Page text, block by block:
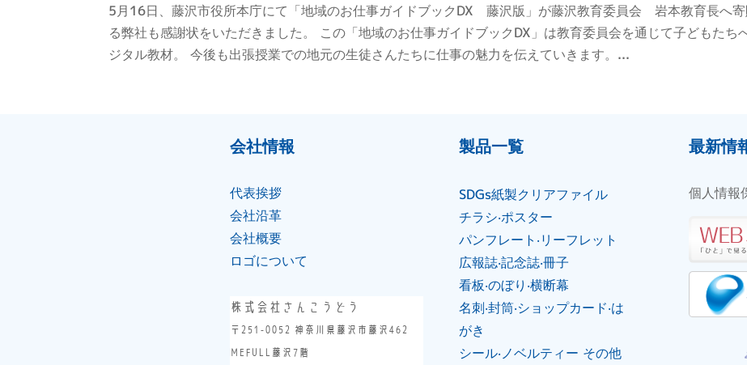
5月16日、藤沢市役所本庁にて「地域のお仕事ガイドブックDX 藤沢版」が藤沢教育委員会 岩本教育長へ
る弊社も感謝状をいただきました。 この「地域のお仕事ガイドブックDX」は教育委員会を通じて子どもた
ジタル教材。 今後も出張授業での地元の生徒さんたちに仕事の魅力を伝えていきます。...
会社情報
代表挨拶
会社沿⾰
会社概要
ロゴについて
株式会社さんこうどう
〒251-0052 神奈川県藤沢市藤沢462
MEFULL藤沢7階
製品⼀覧
SDGs紙製クリアファイル
チラシ‧ポスター
パンフレート‧リーフレット
広報誌‧記念誌‧冊⼦
看板‧のぼり‧横断幕
名刺‧封筒‧ショップカード‧は
がき
シール‧ノベルティー その他
最新情
個人情報